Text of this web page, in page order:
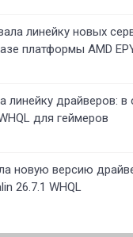
линейку новых
платформы AMD
линейку драйверов:
для геймеров
новую версию
26.7.1 WHQL